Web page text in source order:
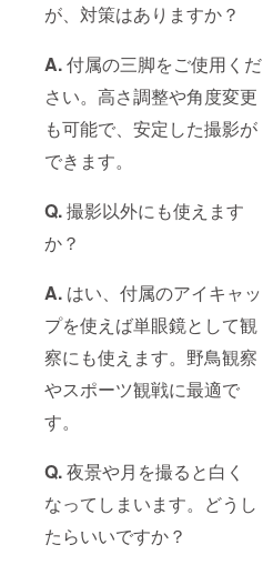
が、対策はありますか？
A.付属の三脚をご使用くだ
さい。高さ調整や角度変更
も可能で、安定した撮影が
できます。
Q.撮影以外にも使えます
か？
A. はい、付属のアイキャッ
プを使えば単眼鏡として観
察にも使えます。野鳥観察
やスポーツ観戦に最適で
す。
Q.夜景や月を撮ると白く
なってしまいます。どうし
たらいいですか？